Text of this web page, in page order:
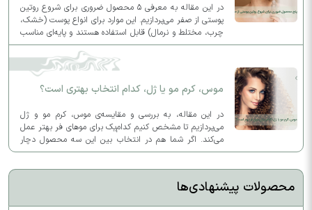
در این مقاله به معرفی ۵ محصول ضروری برای شروع روتین
پوستی از صفر می‌پردازیم. این موارد برای انواع پوست (خشک،
چرب، مختلط و نرمال) قابل استفاده هستند و پایه‌ای مناسب
برای روتین روزانه و شبانه شما فراهم می‌کنند.
موس، کرم مو یا ژل، کدام انتخاب بهتری است؟
در این مقاله، به بررسی و مقایسه‌ی موس، کرم مو و ژل
می‌پردازیم تا مشخص کنیم کدام‌یک برای موهای فر بهتر عمل
می‌کند. اگر شما هم در انتخاب بین این سه محصول دچار
تردید شده‌اید، این مطلب به شما کمک خواهد کرد.
محصولات پیشنهادی‌ها